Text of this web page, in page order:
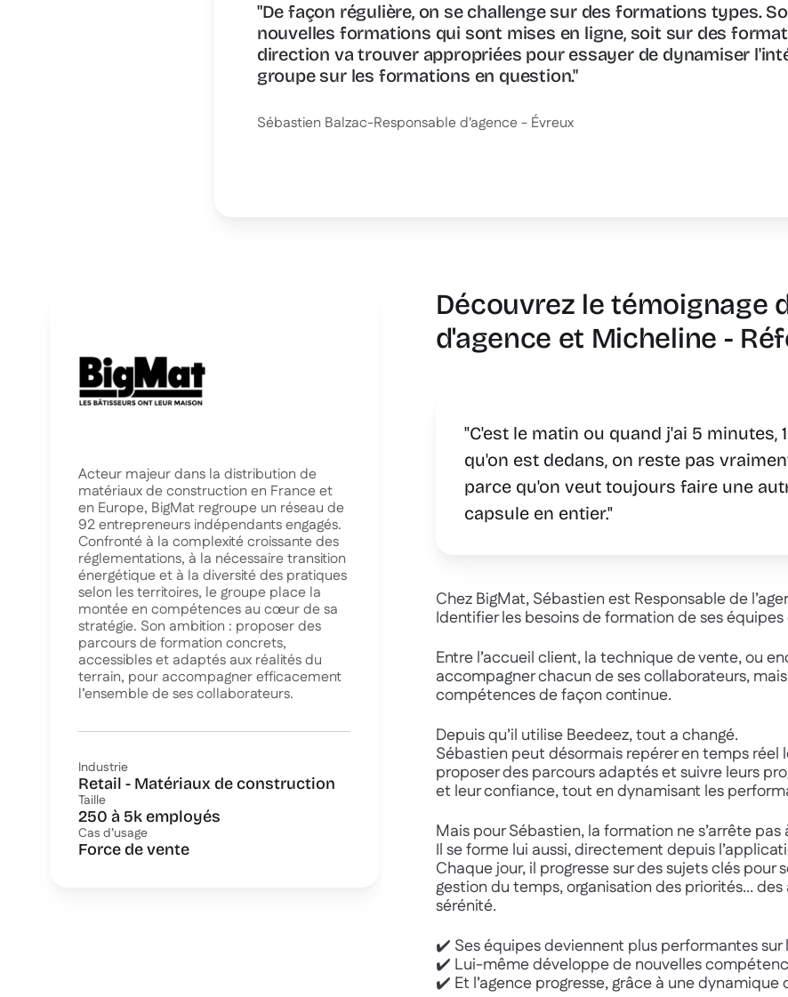
"De façon régulière, on se challenge sur des formations types.
nouvelles formations qui sont mises en ligne, soit sur des
direction va trouver appropriées pour essayer de dynamiser
groupe sur les formations en question."
Sébastien Balzac-Responsable d'agence - Évreux
Acteur majeur dans la distribution de
matériaux de construction en France et
en Europe, BigMat regroupe un réseau de
92 entrepreneurs indépendants engagés.
Confronté à la complexité croissante des
réglementations, à la nécessaire transition
énergétique et à la diversité des pratiques
selon les territoires, le groupe place la
montée en compétences au cœur de sa
stratégie. Son ambition : proposer des
parcours de formation concrets,
accessibles et adaptés aux réalités du
terrain, pour accompagner efficacement
l’ensemble de ses collaborateurs.
Industrie
Retail - Matériaux de construction
Taille
250 à 5k employés
Cas d’usage
Force de vente
Découvrez le témoignage
d'agence et Micheline -
"C'est le matin ou quand j'ai 5
qu'on est dedans, on reste pas
parce qu'on veut toujours faire une
capsule en entier."
Chez BigMat, Sébastien est Responsable de
Identifier les besoins de formation de ses
Entre l’accueil client, la technique de vente, ou
accompagner chacun de ses collaborateurs, mais
compétences de façon continue.
Depuis qu’il utilise Beedeez, tout a changé.
Sébastien peut désormais repérer en temps réel
proposer des parcours adaptés et suivre leurs
et leur confiance, tout en dynamisant les
Mais pour Sébastien, la formation ne s’arrête
Il se forme lui aussi, directement depuis
Chaque jour, il progresse sur des sujets clés
gestion du temps, organisation des priorités…
sérénité.
✔️ Ses équipes deviennent plus performantes sur
✔️ Lui-même développe de nouvelles
✔️ Et l’agence progresse, grâce à une dynamique